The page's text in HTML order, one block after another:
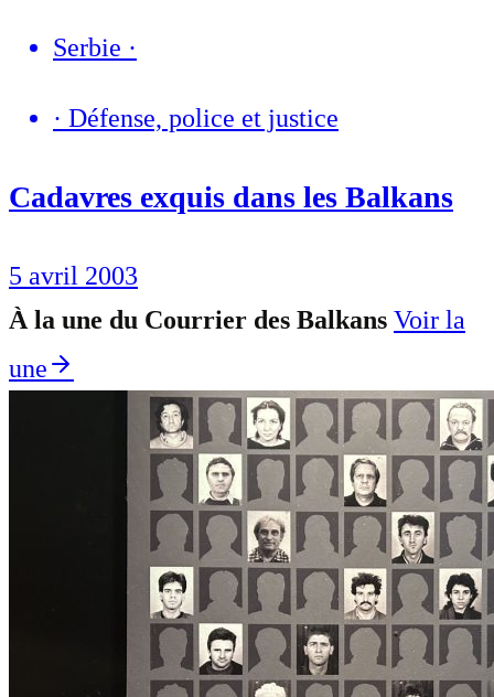
Serbie ·
· Défense, police et justice
Cadavres exquis dans les Balkans
5 avril 2003
À la une du Courrier des Balkans Voir la
une